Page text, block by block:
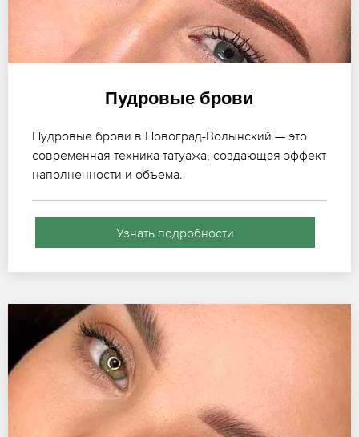
Пудровые брови
Пудровые брови в Новоград-Волынский — это
современная техника татуажа, создающая эффект
наполненности и объема.
Узнать подробности